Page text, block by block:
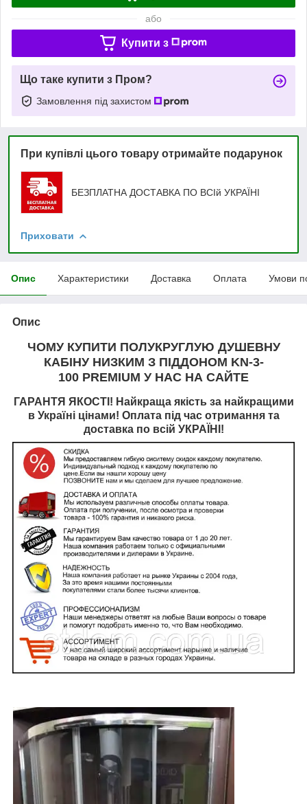
або
Купити з
Що таке купити з Пром?
Замовлення під захистом
При купівлі цього товару отримайте подарунок
БЕЗПЛАТНА ДОСТАВКА ПО ВСІй УКРАЇНІ
Приховати
Опис Характеристики Доставка Оплата Умови
Опис
ЧОМУ КУПИТИ ПОЛУКРУГЛУЮ ДУШЕВНУ
КАБІНУ НИЗКИМ З ПІДДОНОМ KN-3-
100 PREMIUM У НАС НА САЙТЕ
ГАРАНТЯ ЯКОСТІ! Найкраща якість за найкращими
в Україні цінами! Оплата під час отримання та
доставка по всій УКРАЇНІ!